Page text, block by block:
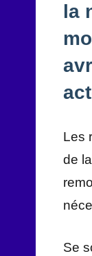
la
Les
de
Se